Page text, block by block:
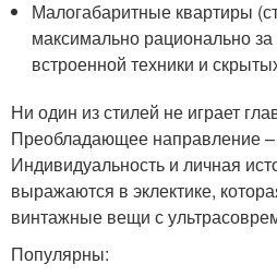
Малогабаритные квартиры
максимально рационально за
встроенной техники и
Ни один из стилей не играет
Преобладающее направление
Индивидуальность и личная
выражаются в эклектике,
винтажные вещи с
Популярны: